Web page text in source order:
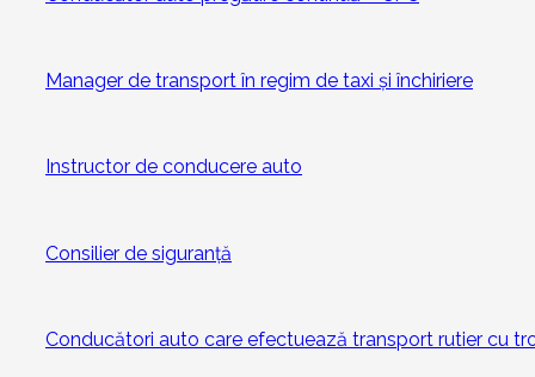
Manager de transport în regim de taxi și închiriere
Instructor de conducere auto
Consilier de siguranță
Conducători auto care efectuează transport rutier cu